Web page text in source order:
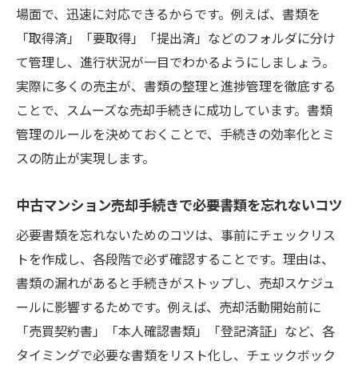
場面で、迅速に対応できるからです。例えば、書類を
「取得済」「要取得」「提出済」などのフォルダに分け
て管理し、進行状況が一目でわかるようにしましょう。
実際に多くの売主が、書類の整理と進捗管理を徹底する
ことで、スムーズな売却手続きに成功しています。書類
管理のルールを決めておくことで、手続きの効率化とミ
スの防止が実現します。
中古マンション売却手続きで必要書類を忘れないコツ
必要書類を忘れないためのコツは、事前にチェックリス
トを作成し、各段階で必ず確認することです。理由は、
書類の漏れがあると手続きがストップし、売却スケジュ
ールに影響するためです。例えば、売却活動開始前に
「売買契約書」「本人確認書類」「登記済証」など、各
タイミングで必要な書類をリスト化し、チェックボック